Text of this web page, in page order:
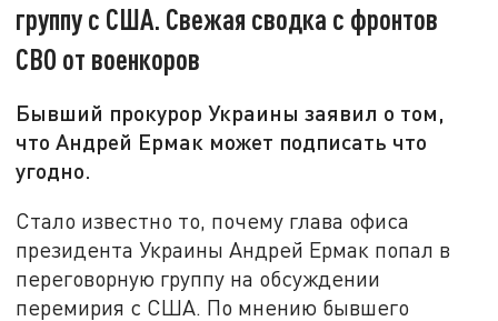
группу с США. Свежая сводка с фронтов
СВО от военкоров
Бывший прокурор Украины заявил о том,
что Андрей Ермак может подписать что
угодно.
Стало известно то, почему глава офиса
президента Украины Андрей Ермак попал в
переговорную группу на обсуждении
перемирия с США. По мнению бывшего